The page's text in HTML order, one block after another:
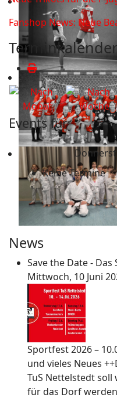
Fanshop News: Neue
Terminkalender
Events für
Keine Termine
News
Save the Date - Das
Mittwoch, 10 Juni
Sportfest 2026 –
und vieles Neues
TuS Nettelstedt
für das Dorf